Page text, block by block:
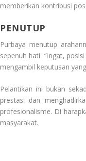
memberikan kontribusi
PENUTUP
Purbaya menutup
sepenuh hati. “Ingat,
mengambil keputusan
Pelantikan ini bukan
prestasi dan
profesionalisme. Di
masyarakat.